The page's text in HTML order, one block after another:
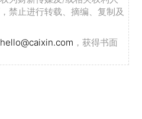
禁止进行转载、摘编、复制及
hello@caixin.com ，获得书面